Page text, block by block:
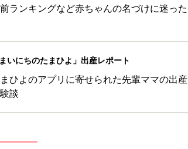
ランキングなど赤ちゃんの名づけに迷った
まいにちのたまひよ」出産レポート
ひよのアプリに寄せられた先輩ママの出産
談